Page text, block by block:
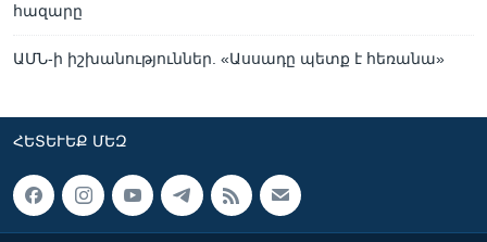
հազարը
ԱՄՆ-ի իշխանություններ. «Ասսադը պետք է հեռանա»
ՀԵՏԵՒԵՔ ՄԵԶ